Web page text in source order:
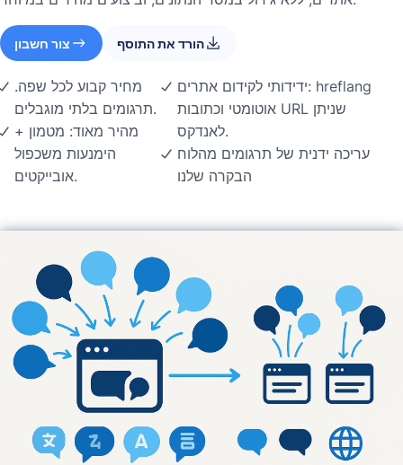
צור חשבון הורד את התוסף
מחיר קבוע לכל שפה.
תרגומים בלתי מוגבלים.
מהיר מאוד: מטמון +
הימנעות משכפול
אובייקטים.
ידידותי לקידום אתרים: hreflang
אוטומטי וכתובות URL שניתן
לאנדקס.
עריכה ידנית של תרגומים מהלוח
הבקרה שלנו